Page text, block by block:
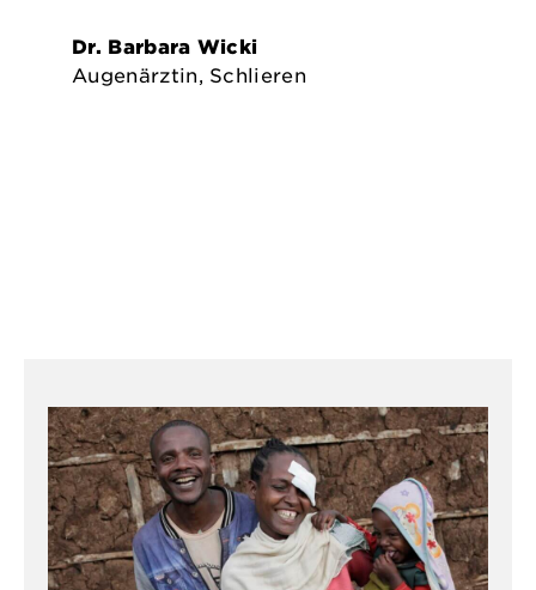
Dr. Barbara Wicki
Augenärztin, Schlieren